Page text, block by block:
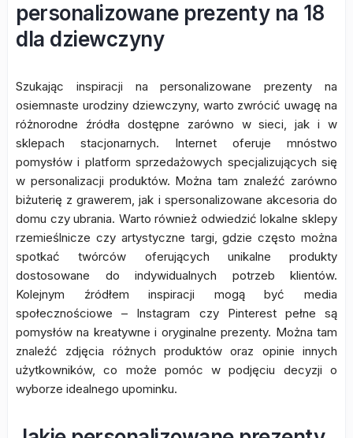
personalizowane prezenty na 18
dla dziewczyny
Szukając inspiracji na personalizowane prezenty na
osiemnaste urodziny dziewczyny, warto zwrócić uwagę na
różnorodne źródła dostępne zarówno w sieci, jak i w
sklepach stacjonarnych. Internet oferuje mnóstwo
pomysłów i platform sprzedażowych specjalizujących się
w personalizacji produktów. Można tam znaleźć zarówno
biżuterię z grawerem, jak i spersonalizowane akcesoria do
domu czy ubrania. Warto również odwiedzić lokalne sklepy
rzemieślnicze czy artystyczne targi, gdzie często można
spotkać twórców oferujących unikalne produkty
dostosowane do indywidualnych potrzeb klientów.
Kolejnym źródłem inspiracji mogą być media
społecznościowe – Instagram czy Pinterest pełne są
pomysłów na kreatywne i oryginalne prezenty. Można tam
znaleźć zdjęcia różnych produktów oraz opinie innych
użytkowników, co może pomóc w podjęciu decyzji o
wyborze idealnego upominku.